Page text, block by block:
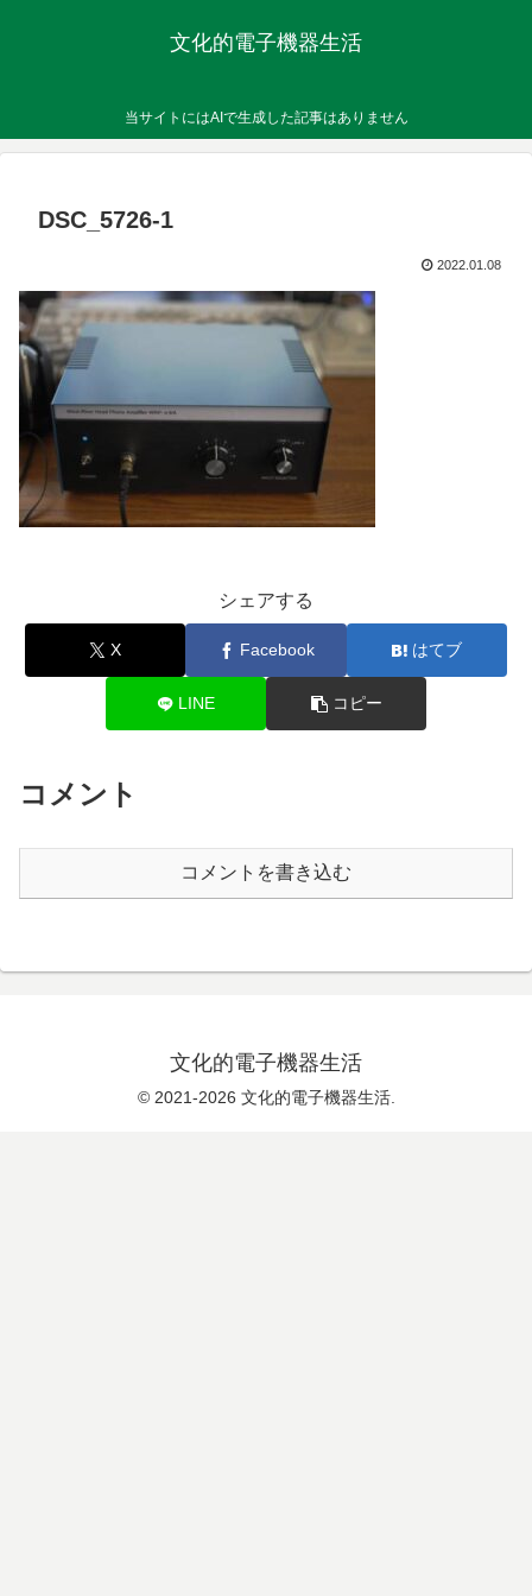
文化的電子機器生活
当サイトにはAIで生成した記事はありません
DSC_5726-1
2022.01.08
シェアする
X Facebook はてブ
LINE コピー
コメント
コメントを書き込む
文化的電子機器生活
© 2021-2026 文化的電子機器生活.